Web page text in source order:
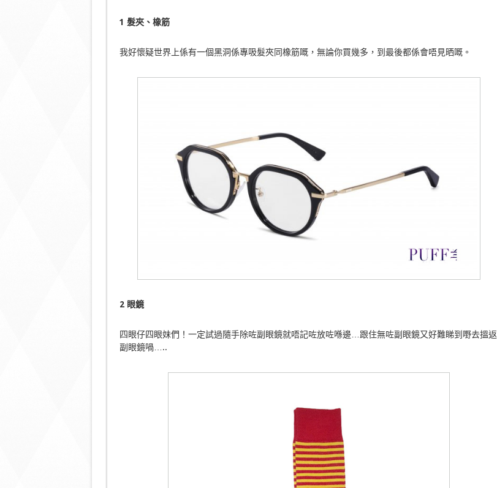
1 髮夾、橡筋
我好懷疑世界上係有一個黑洞係專吸髮夾同橡筋嘅，無論你買幾多，到最後都係會唔見晒嘅。
2 眼鏡
四眼仔四眼妹們！一定試過隨手除咗副眼鏡就唔記咗放咗喺邊…跟住無咗副眼鏡又好難睇到嘢去搵返
副眼鏡喎…..